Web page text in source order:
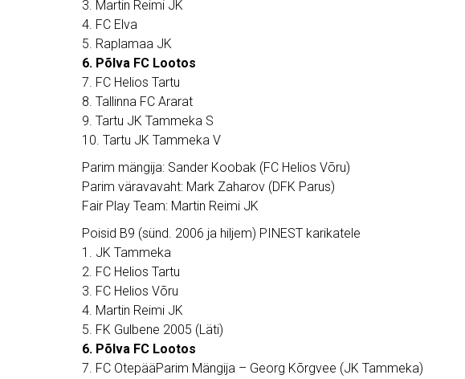
3. Martin Reimi JK
4. FC Elva
5. Raplamaa JK
6. Põlva FC Lootos
7. FC Helios Tartu
8. Tallinna FC Ararat
9. Tartu JK Tammeka S
10. Tartu JK Tammeka V
Parim mängija: Sander Koobak (FC Helios Võru)
Parim väravavaht: Mark Zaharov (DFK Parus)
Fair Play Team: Martin Reimi JK
Poisid B9 (sünd. 2006 ja hiljem) PINEST karikatele
1. JK Tammeka
2. FC Helios Tartu
3. FC Helios Võru
4. Martin Reimi JK
5. FK Gulbene 2005 (Läti)
6. Põlva FC Lootos
7. FC OtepääParim Mängija – Georg Kõrgvee (JK Tammeka)